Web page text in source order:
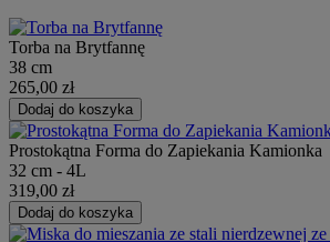
Torba na Brytfannę
38 cm
265,00 zł
Dodaj do koszyka
Prostokątna Forma do Zapiekania Kamionka
32 cm - 4L
319,00 zł
Dodaj do koszyka